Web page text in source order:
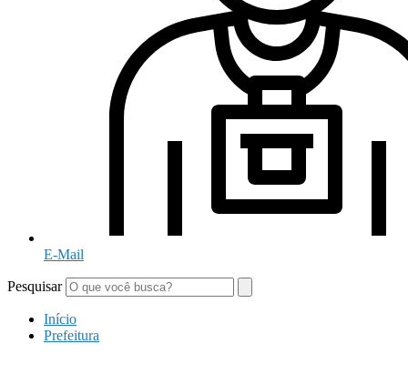
E-Mail
Pesquisar
Início
Prefeitura